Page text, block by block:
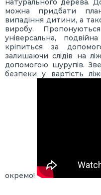
натурального дерева.
можна придбати
випадіння дитини, а
виробу.
універсальна,
кріпиться за
залишаючи слідів на
допомогою шурупів.
безпеки у вартість
окремо!